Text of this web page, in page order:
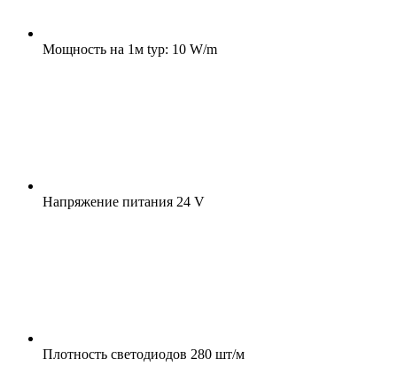
Мощность на 1м typ: 10 W/m
Напряжение питания 24 V
Плотность светодиодов 280 шт/м